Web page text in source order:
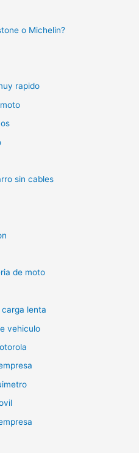
o Michelin?
rapido
sin cables
de moto
lenta
vehiculo